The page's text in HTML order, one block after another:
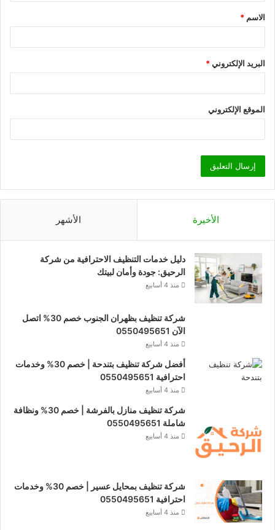
الاسم *
البريد الإلكتروني*
الموقع الإلكتروني
الأخيرة الأشهر
دليل خدمات التنظيف الاحترافية من شركة
الرحيق: جودة وأمان لبيتك
منذ 4 أسابيع
شركة تنظيف بظهران الجنوب خصم 30% اتصل
الآن 0550495651
منذ 4 أسابيع
أفضل شركة تنظيف بتندحة | خصم 30% وخدمات
احترافية 0550495651
منذ 4 أسابيع
شركة تنظيف منازل بالفرشة | خصم 30% ونظافة
شاملة 0550495651
منذ 4 أسابيع
شركة تنظيف بمحايل عسير | خصم 30% وخدمات
احترافية 0550495651
منذ 4 أسابيع